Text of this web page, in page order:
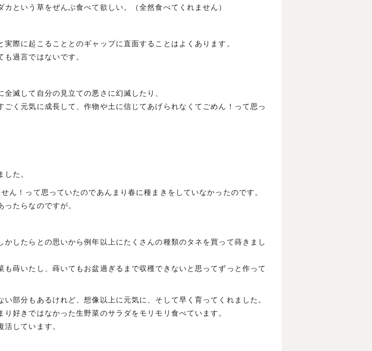
という草をぜんぶ食べて欲しい。（全然食べてくれません）
際に起こることとのギャップに直面することはよくあります。
過言ではないです。
滅して自分の見立ての悪さに幻滅したり、
く元気に成長して、作物や土に信じてあげられなくてごめん！って思っ
た。
ん！って思っていたのであんまり春に種まきをしていなかったのです。
たらなのですが。
したらとの思いから例年以上にたくさんの種類のタネを買って蒔きまし
蒔いたし、蒔いてもお盆過ぎるまで収穫できないと思ってずっと作って
部分もあるけれど、想像以上に元気に、そして早く育ってくれました。
好きではなかった生野菜のサラダをモリモリ食べています。
しています。